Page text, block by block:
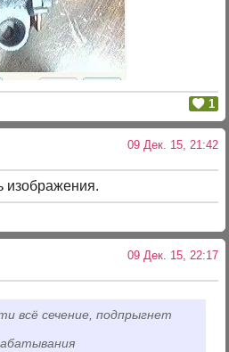
1
09 Дек. 15, 21:42
изображения.
09 Дек. 15, 22:17
всё сечение, подпрыгнет